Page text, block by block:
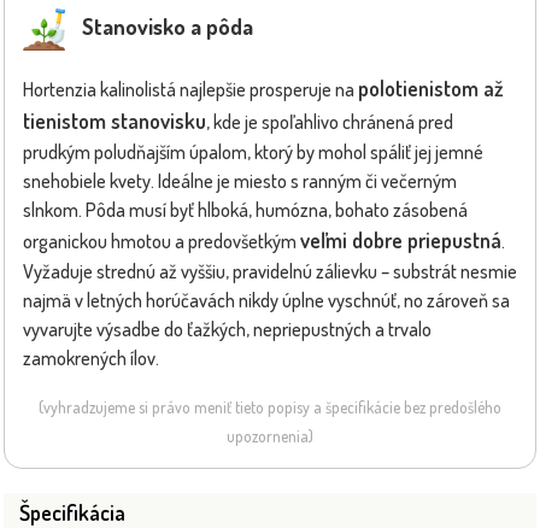
Stanovisko a pôda
Hortenzia kalinolistá najlepšie prosperuje na polotienistom až
tienistom stanovisku, kde je spoľahlivo chránená pred
prudkým poludňajším úpalom, ktorý by mohol spáliť jej jemné
snehobiele kvety. Ideálne je miesto s ranným či večerným
slnkom. Pôda musí byť hlboká, humózna, bohato zásobená
organickou hmotou a predovšetkým veľmi dobre priepustná.
Vyžaduje strednú až vyššiu, pravidelnú zálievku – substrát nesmie
najmä v letných horúčavách nikdy úplne vyschnúť, no zároveň sa
vyvarujte výsadbe do ťažkých, nepriepustných a trvalo
zamokrených ílov.
(vyhradzujeme si právo meniť tieto popisy a špecifikácie bez predošlého
upozornenia)
Špecifikácia